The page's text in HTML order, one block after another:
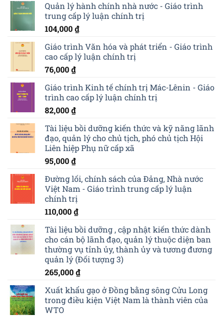
Quản lý hành chính nhà nước - Giáo trình
trung cấp lý luận chính trị
104,000₫
Giáo trình Văn hóa và phát triển - Giáo trình
cao cấp lý luận chính trị
76,000₫
Giáo trình Kinh tế chính trị Mác-Lênin - Giáo
trình cao cấp lý luận chính trị
82,000₫
Tài liệu bồi dưỡng kiến thức và kỹ năng lãnh
đạo, quản lý cho chủ tịch, phó chủ tịch Hội
Liên hiệp Phụ nữ cấp xã
95,000₫
Đường lối, chính sách của Đảng, Nhà nước
Việt Nam - Giáo trình trung cấp lý luận
chính trị
110,000₫
Tài liệu bồi dưỡng , cập nhật kiến thức dành
cho cán bộ lãnh đạo, quản lý thuộc diện ban
thường vụ tỉnh ủy, thành ủy và tương đương
quản lý (Đối tượng 3)
265,000₫
Xuất khẩu gạo ở Đồng bằng sông Cửu Long
trong điều kiện Việt Nam là thành viên của
WTO